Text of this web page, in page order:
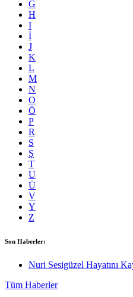
G
H
I
İ
J
K
L
M
N
O
Ö
P
R
S
Ş
T
U
Ü
V
Y
Z
Son Haberler:
Nuri Sesigüzel Hayatını
Tüm Haberler